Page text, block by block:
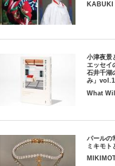
KABUKI
小津夜景
エッセイ
石井千湖
み」
What
パールの
ミキモト